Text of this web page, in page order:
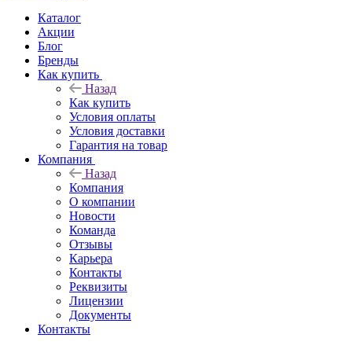
Каталог
Акции
Блог
Бренды
Как купить
Назад
Как купить
Условия оплаты
Условия доставки
Гарантия на товар
Компания
Назад
Компания
О компании
Новости
Команда
Отзывы
Карьера
Контакты
Реквизиты
Лицензии
Документы
Контакты